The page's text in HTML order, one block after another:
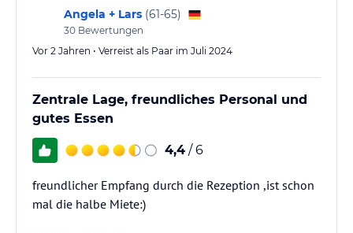
Angela + Lars (61-65)
30 Bewertungen
Vor 2 Jahren • Verreist als Paar im Juli 2024
Zentrale Lage, freundliches Personal und
gutes Essen
4,4 / 6
freundlicher Empfang durch die Rezeption ,ist schon
mal die halbe Miete:)